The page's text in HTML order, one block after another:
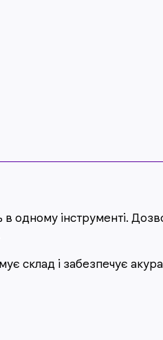
одному інструменті.
склад і забезпечує